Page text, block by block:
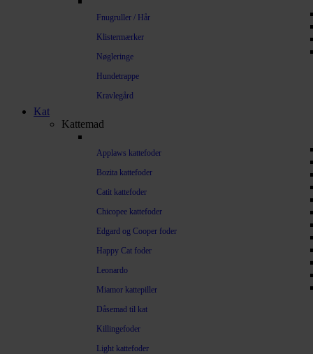
Fnugruller / Hår
Klistermærker
Nøgleringe
Hundetrappe
Kravlegård
Kat
Kattemad
Applaws kattefoder
Bozita kattefoder
Catit kattefoder
Chicopee kattefoder
Edgard og Cooper foder
Happy Cat foder
Leonardo
Miamor kattepiller
Dåsemad til kat
Killingefoder
Light kattefoder